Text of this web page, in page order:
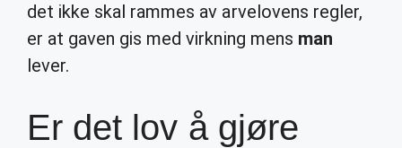
det ikke skal rammes av arvelovens regler,
er at gaven gis med virkning mens man
lever.
Er det lov å gjøre